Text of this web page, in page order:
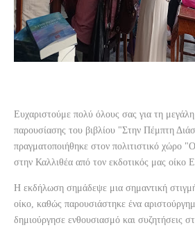
Ευχαριστούμε πολύ όλους σας για τη
παρουσίασης του βιβλίου "Στην Πέμπτη
πραγματοποιήθηκε στον πολιτιστικό χώρο
στην Καλλιθέα από τον εκδοτικός μας οίκο
Η εκδήλωση σημάδεψε μια σημαντική
οίκο, καθώς παρουσιάστηκε ένα
δημιούργησε ενθουσιασμό και συζητήσεις